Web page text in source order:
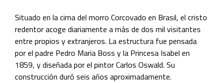
Situado en la cima del morro Corcovado en Brasil, el cristo
redentor acoge diariamente a más de dos mil visitantes
entre propios y extranjeros. La estructura fue pensada
por el padre Pedro Maria Boss y la Princesa Isabel en
1859, y diseñada por el pintor Carlos Oswald. Su
construcción duró seis años aproximadamente.